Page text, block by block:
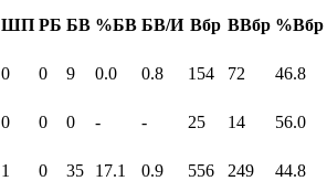
ШП РБ БВ %БВ БВ/И Вбр ВВбр %Вбр
0 0 9 0.0 0.8 154 72 46.8
0 0 0 - - 25 14 56.0
1 0 35 17.1 0.9 556 249 44.8